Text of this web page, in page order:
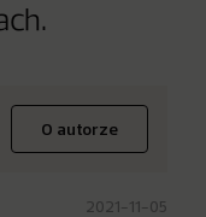
O autorze
2021-11-05